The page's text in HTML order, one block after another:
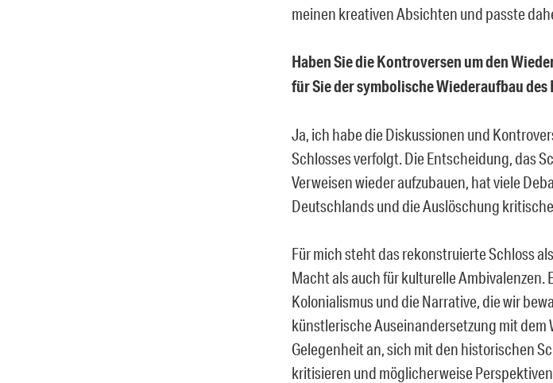
meinen kreativen Absichten und passte
Haben Sie die Kontroversen um den
für Sie der symbolische Wiederaufbau des
Ja, ich habe die Diskussionen und
Schlosses verfolgt. Die Entscheidung, das
Verweisen wieder aufzubauen, hat viele
Deutschlands und die Auslöschung
Für mich steht das rekonstruierte Schloss
Macht als auch für kulturelle Ambivalenzen.
Kolonialismus und die Narrative, die wir
künstlerische Auseinandersetzung mit dem
Gelegenheit an, sich mit den historischen
kritisieren und möglicherweise